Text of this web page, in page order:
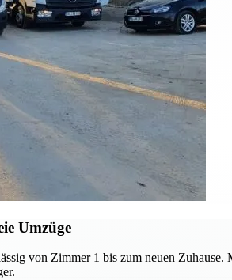
Umzüge
von Zimmer 1 bis zum neuen